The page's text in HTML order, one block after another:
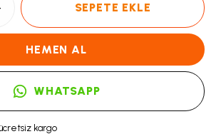
SEPETE EKLE
HEMEN AL
WHATSAPP
kargo